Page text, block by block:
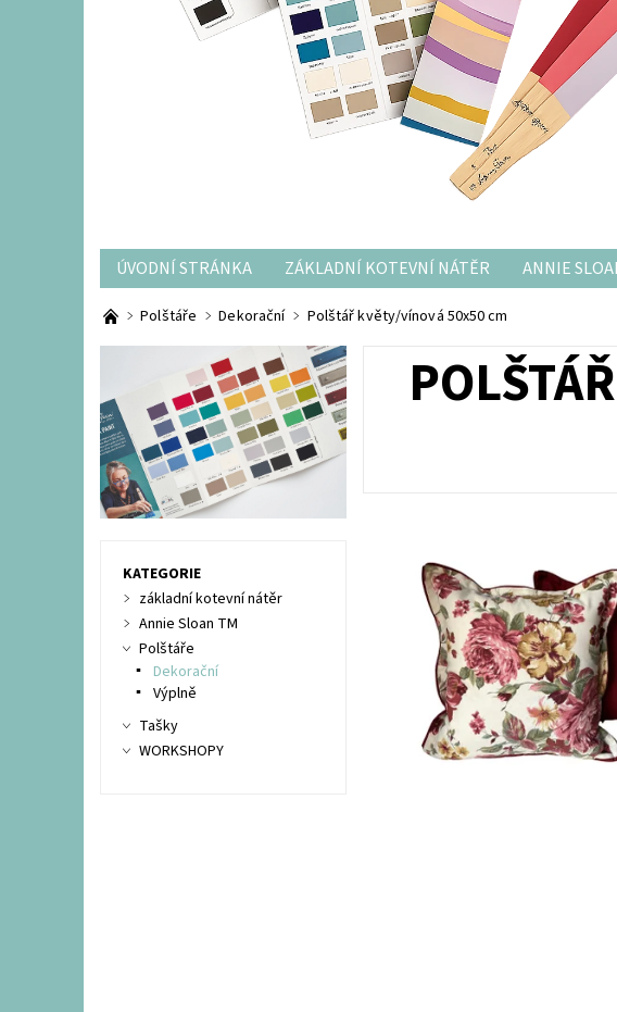
ÚVODNÍ STRÁNKA ZÁKLADNÍ KOTEVNÍ NÁTĚR ANNIE
OBCHODNÍ PODMÍNKY
Polštáře Dekorační Polštář květy/vínová 50x50 cm
KATEGORIE
základní kotevní nátěr
Annie Sloan TM
Polštáře
Dekorační
Výplně
Tašky
WORKSHOPY